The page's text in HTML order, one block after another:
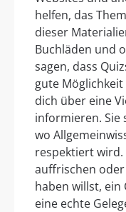
helfen, das
dieser
Buchläden und
sagen, dass
gute
dich über eine
informieren. Sie
wo
respektiert wird.
auffrischen
haben willst, ein
eine echte